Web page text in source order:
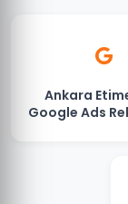
Ankara
Google Ads